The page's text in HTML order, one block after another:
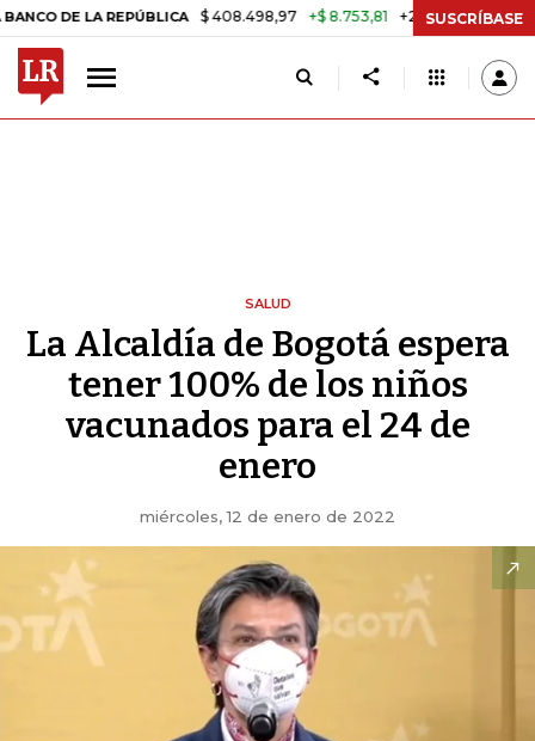
LA REPÚBLICA $ 408.498,97 +$ 8.753,81 +2,19% TASA DE
SUSCRÍBASE
SALUD
La Alcaldía de Bogotá espera
tener 100% de los niños
vacunados para el 24 de
enero
miércoles, 12 de enero de 2022